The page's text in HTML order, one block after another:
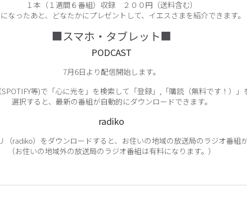
１本（１週間６番組）収録 ２００円（送料含む）
なったあと、どなたかにプレゼントして、イエスさまを紹介できます。
■スマホ・タブレット■
PODCAST
7月6日より配信開始します。
等)で「心に光を」を検索して「登録」,「購読（無料です！）」
選択すると、最新の番組が自動的にダウンロードできます。
radiko
（radiko）をダウンロードすると、お住いの地域の放送局のラジオ番組が
（お住いの地域外の放送局のラジオ番組は有料になります。）